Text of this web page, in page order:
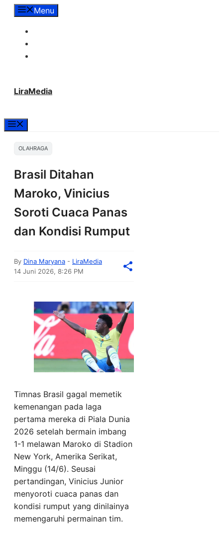
LangsungMenu
LiraMedia
OLAHRAGA
Brasil Ditahan
Maroko, Vinicius
Soroti Cuaca Panas
dan Kondisi Rumput
By Dina Maryana - LiraMedia
14 Juni 2026, 8:26 PM
Timnas Brasil gagal memetik
kemenangan pada laga
pertama mereka di Piala Dunia
2026 setelah bermain imbang
1-1 melawan Maroko di Stadion
New York, Amerika Serikat,
Minggu (14/6). Seusai
pertandingan, Vinicius Junior
menyoroti cuaca panas dan
kondisi rumput yang dinilainya
memengaruhi permainan tim.